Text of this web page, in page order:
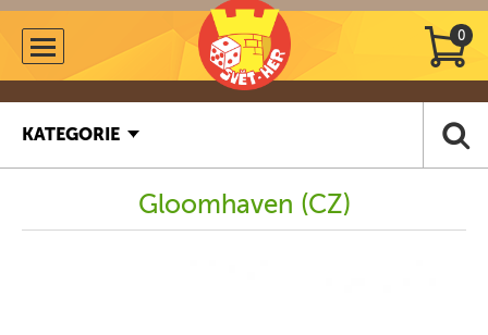
0
KATEGORIE
Gloomhaven (CZ)